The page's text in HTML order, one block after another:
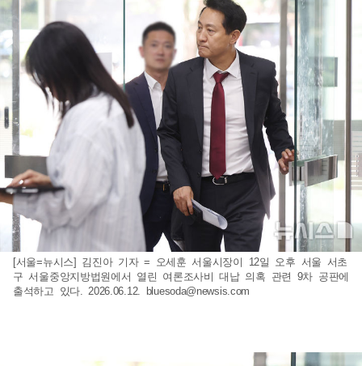
[서울=뉴시스] 김진아 기자 = 오세훈 서울시장이 12일 오후 서울 서초
구 서울중앙지방법원에서 열린 여론조사비 대납 의혹 관련 9차 공판에
출석하고 있다. 2026.06.12.
bluesoda@newsis.com